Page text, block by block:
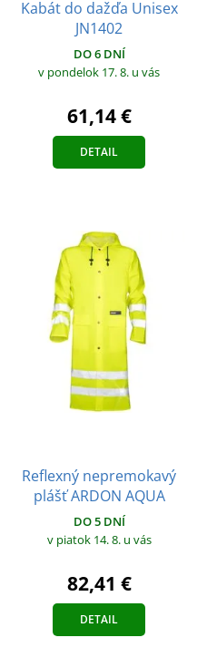
Kabát do dažďa Unisex
JN1402
DO 6 DNÍ
v pondelok 17. 8. u vás
61,14 €
DETAIL
Reflexný nepremokavý
plášť ARDON AQUA
DO 5 DNÍ
v piatok 14. 8. u vás
82,41 €
DETAIL